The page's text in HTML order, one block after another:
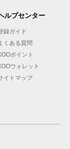
ルプセンター
録ガイド
くある質問
ポイント
ウォレット
イトマップ